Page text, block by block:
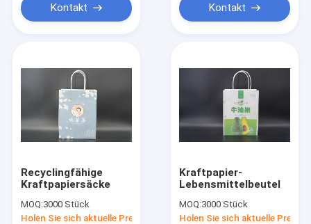
Produkte
Über uns
Fabrik-Ausflug
Kontakt Kontakt
Recyclingfähige
Kraftpapiersäcke
MOQ:3000 Stück
Holen Sie sich aktuelle Preis
Kraftpapier-
Lebensmittelbeutel
MOQ:3000 Stück
Holen Sie sich aktuelle Preis